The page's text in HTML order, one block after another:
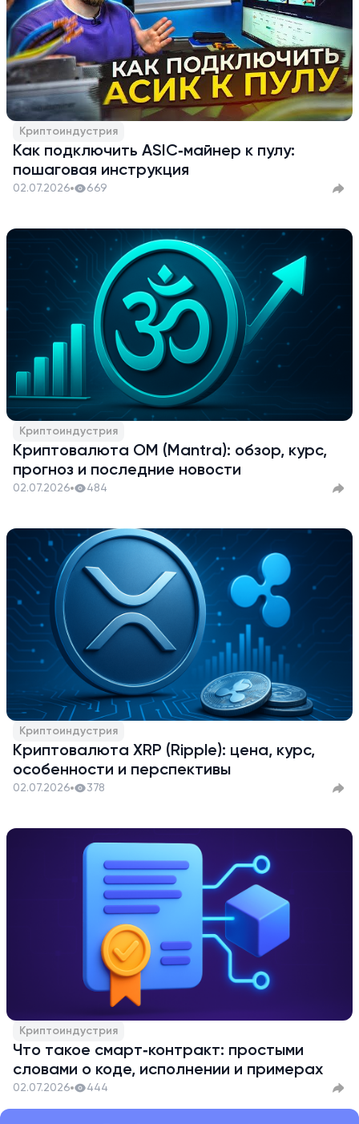
Криптоиндустрия
Как подключить ASIC‑майнер к пулу:
пошаговая инструкция
02.07.2026 669
Криптоиндустрия
Криптовалюта OM (Mantra): обзор, курс,
прогноз и последние новости
02.07.2026 484
Криптоиндустрия
Криптовалюта XRP (Ripple): цена, курс,
особенности и перспективы
02.07.2026 378
Криптоиндустрия
Что такое смарт‑контракт: простыми
словами о коде, исполнении и примерах
02.07.2026 444